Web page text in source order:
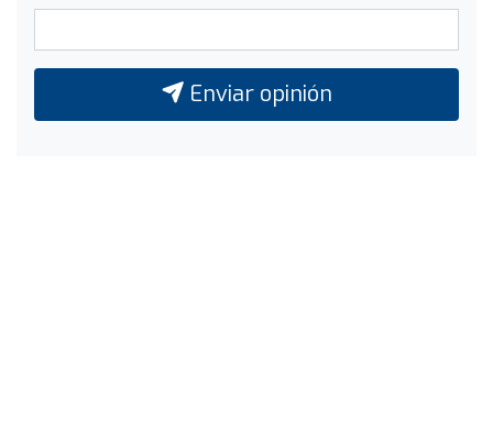
Enviar opinión